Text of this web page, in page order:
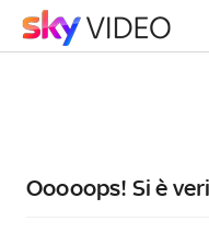
Ooooops! Si è